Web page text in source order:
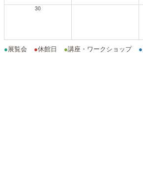
30
●展覧会 ●休館日 ●講座・ワークショップ ●